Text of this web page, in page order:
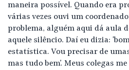
maneira possível. Quando era
várias vezes ouvi um
problema, alguém aqui dá aula
aquele silêncio. Daí eu dizia:
estatística. Vou precisar de
mas tudo bem'. Meus colegas